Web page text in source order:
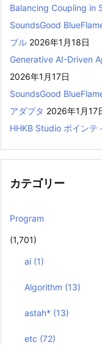
Balancing Coupling in
SoundsGood
ブル 2026年1月18日
Generative AI-Driven
2026年1月17日
SoundsGood
アダプタ 2026年1月17
HHKB Studio ポインテ
カテゴリー
Program
(1,701)
ai (1)
Algorithm (13)
astah* (13)
etc (72)